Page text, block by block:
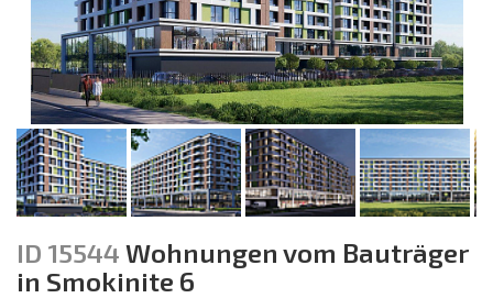
ID 15544 Wohnungen vom Bauträger
in Smokinite 6